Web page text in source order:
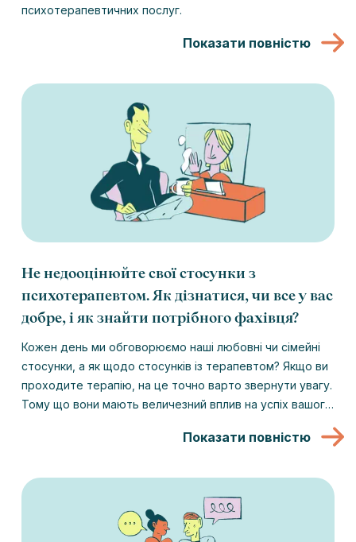
психотерапевтичних послуг.
Показати повністю
Не недооцінюйте свої стосунки з
психотерапевтом. Як дізнатися, чи все у вас
добре, і як знайти потрібного фахівця?
Кожен день ми обговорюємо наші любовні чи сімейні
стосунки, а як щодо стосунків із терапевтом? Якщо ви
проходите терапію, на це точно варто звернути увагу.
Тому що вони мають величезний вплив на успіх вашого
розберемося, як визначити, чи підходить вам ваш
Показати повністю